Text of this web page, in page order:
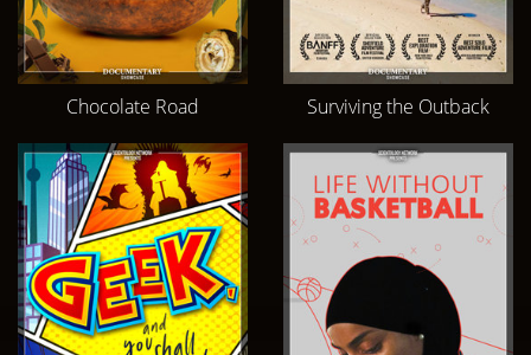
Chocolate Road Surviving the Outback